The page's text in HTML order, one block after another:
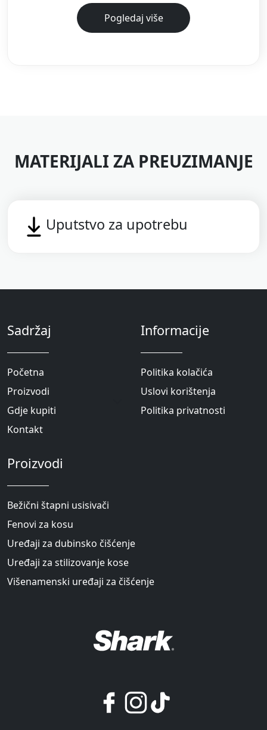
Pogledaj više
MATERIJALI ZA PREUZIMANJE
Uputstvo za upotrebu
Sadržaj
Početna
Proizvodi
Gdje kupiti
Kontakt
Informacije
Politika kolačića
Uslovi korištenja
Politika privatnosti
Proizvodi
Bežični štapni usisivači
Fenovi za kosu
Uređaji za dubinsko čišćenje
Uređaji za stilizovanje kose
Višenamenski uređaji za čišćenje